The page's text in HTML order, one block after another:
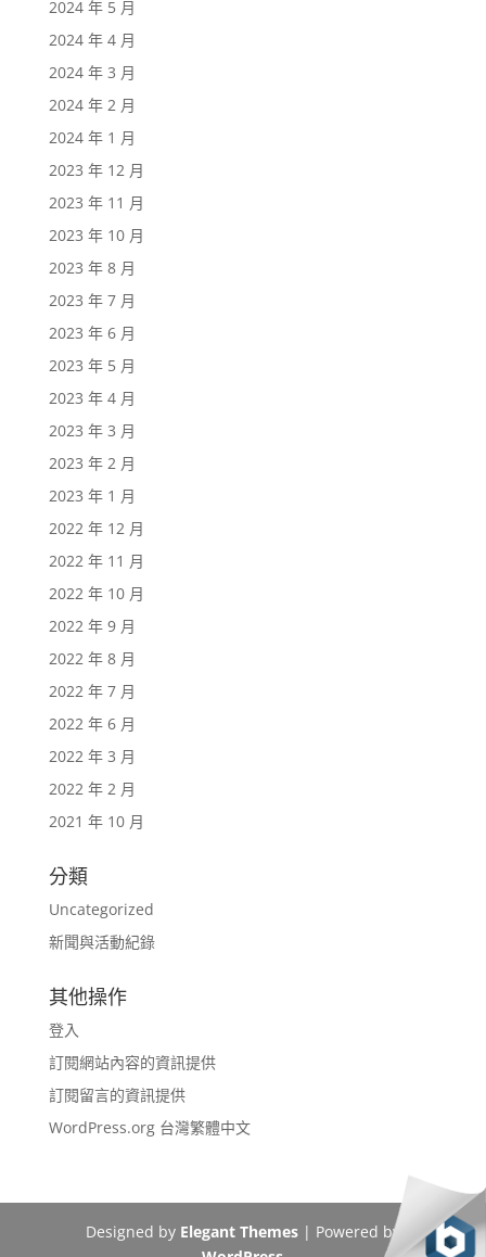
2024 年 5 月
2024 年 4 月
2024 年 3 月
2024 年 2 月
2024 年 1 月
2023 年 12 月
2023 年 11 月
2023 年 10 月
2023 年 8 月
2023 年 7 月
2023 年 6 月
2023 年 5 月
2023 年 4 月
2023 年 3 月
2023 年 2 月
2023 年 1 月
2022 年 12 月
2022 年 11 月
2022 年 10 月
2022 年 9 月
2022 年 8 月
2022 年 7 月
2022 年 6 月
2022 年 3 月
2022 年 2 月
2021 年 10 月
分類
Uncategorized
新聞與活動紀錄
其他操作
登入
訂閱網站內容的資訊提供
訂閱留言的資訊提供
WordPress.org 台灣繁體中文
Designed by Elegant Themes| Powered by